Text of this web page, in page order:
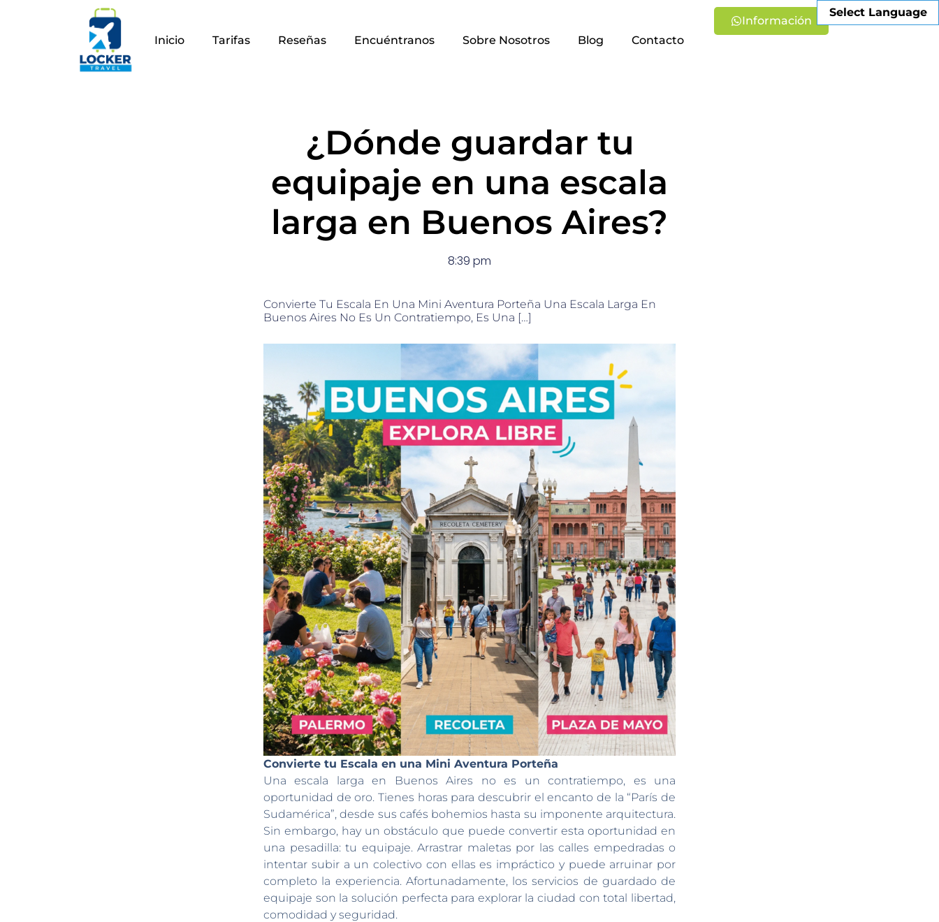
Inicio Tarifas Reseñas Encuéntranos Sobre Nosotros Blog Contacto
Información
¿Dónde guardar tu
equipaje en una escala
larga en Buenos Aires?
8:39 pm
Convierte Tu Escala En Una Mini Aventura Porteña Una Escala Larga En
Buenos Aires No Es Un Contratiempo, Es Una […]
Convierte tu Escala en una Mini Aventura Porteña
Una escala larga en Buenos Aires no es un contratiempo, es una
oportunidad de oro. Tienes horas para descubrir el encanto de la “París de
Sudamérica”, desde sus cafés bohemios hasta su imponente arquitectura.
Sin embargo, hay un obstáculo que puede convertir esta oportunidad en
una pesadilla: tu equipaje. Arrastrar maletas por las calles empedradas o
intentar subir a un colectivo con ellas es impráctico y puede arruinar por
completo la experiencia. Afortunadamente, los servicios de guardado de
equipaje son la solución perfecta para explorar la ciudad con total libertad,
comodidad y seguridad.
Select Language